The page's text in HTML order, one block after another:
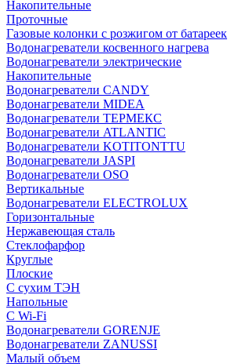
Накопительные
Проточные
Газовые колонки с розжигом от батареек
Водонагреватели косвенного нагрева
Водонагреватели электрические
Накопительные
Водонагреватели CANDY
Водонагреватели MIDEA
Водонагреватели ТЕРМЕКС
Водонагреватели ATLANTIC
Водонагреватели KOTITONTTU
Водонагреватели JASPI
Водонагреватели OSO
Вертикальные
Водонагреватели ELECTROLUX
Горизонтальные
Нержавеющая сталь
Стеклофарфор
Круглые
Плоские
С сухим ТЭН
Напольные
С Wi-Fi
Водонагреватели GORENJE
Водонагреватели ZANUSSI
Малый объем